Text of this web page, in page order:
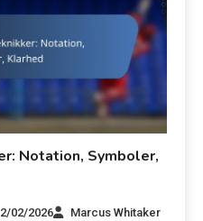
Notation, Symboler,
02/2026 Marcus Whitaker